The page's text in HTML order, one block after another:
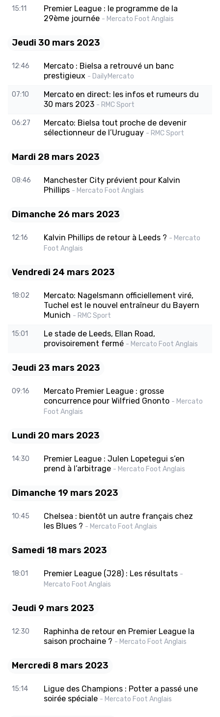
15:11
Premier League : le programme de la
29ème journée - Mercato Foot Anglais
Jeudi 30 mars 2023
12:46
Mercato : Bielsa a retrouvé un banc
prestigieux - DailyMercato
07:10
Mercato en direct: les infos et rumeurs du
30 mars 2023 - RMC Sport
06:27
Mercato: Bielsa tout proche de devenir
sélectionneur de l’Uruguay - RMC Sport
Mardi 28 mars 2023
08:46
Manchester City prévient pour Kalvin
Phillips - Mercato Foot Anglais
Dimanche 26 mars 2023
12:16 Kalvin Phillips de retour à Leeds ? - Mercato
Foot Anglais
Vendredi 24 mars 2023
18:02
Mercato: Nagelsmann officiellement viré,
Tuchel est le nouvel entraîneur du Bayern
Munich - RMC Sport
15:01
Le stade de Leeds, Ellan Road,
provisoirement fermé - Mercato Foot Anglais
Jeudi 23 mars 2023
09:16
Mercato Premier League : grosse
concurrence pour Wilfried Gnonto - Mercato
Foot Anglais
Lundi 20 mars 2023
14:30
Premier League : Julen Lopetegui s’en
prend à l’arbitrage - Mercato Foot Anglais
Dimanche 19 mars 2023
10:45
Chelsea : bientôt un autre français chez
les Blues ? - Mercato Foot Anglais
Samedi 18 mars 2023
18:01 Premier League (J28) : Les résultats -
Mercato Foot Anglais
Jeudi 9 mars 2023
12:30
Raphinha de retour en Premier League la
saison prochaine ? - Mercato Foot Anglais
Mercredi 8 mars 2023
15:14
Ligue des Champions : Potter a passé une
soirée spéciale - Mercato Foot Anglais